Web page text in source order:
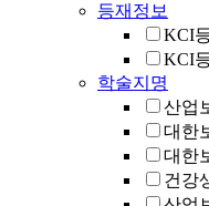
등재정보
KCI
KCI
학술지명
산업
대한
대한
건강